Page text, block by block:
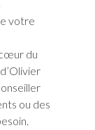
votre
du
ou des